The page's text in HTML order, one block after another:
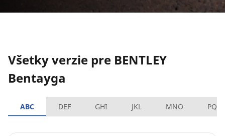
Všetky verzie pre BENTLEY
Bentayga
ABC DEF GHI JKL MNO PQRS